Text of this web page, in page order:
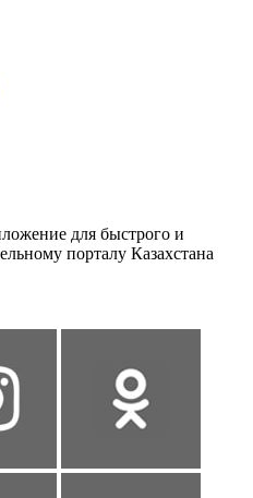
для быстрого и
порталу Казахстана